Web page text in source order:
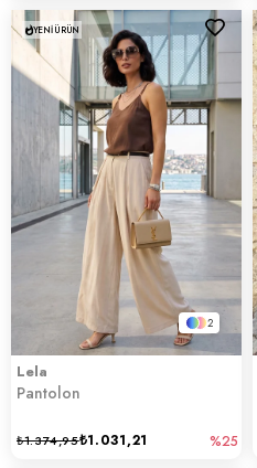
2
Lela
Pantolon
₺1.031,21
₺1.374,95 %25
YENI ÜRÜN